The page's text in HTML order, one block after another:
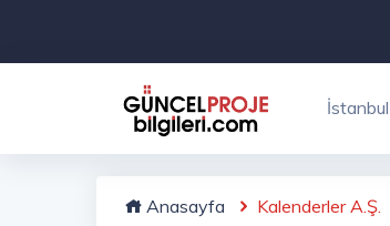
İstanbul
Anasayfa Kalenderler A.Ş.